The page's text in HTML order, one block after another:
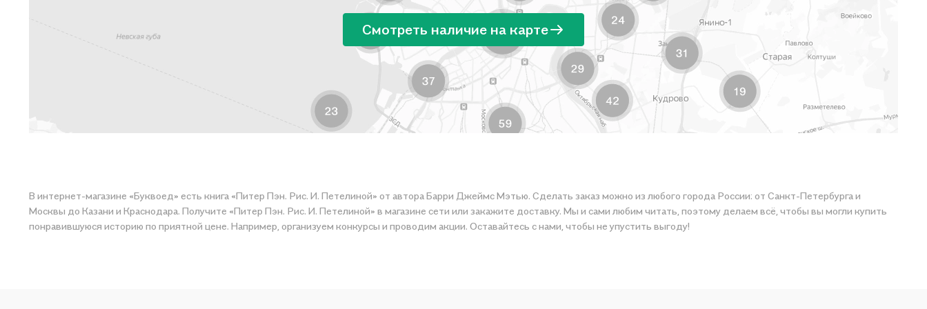
Смотреть наличие на карте
В интернет-магазине «Буквоед» есть книга «Питер Пэн. Рис. И. Петелиной» от автора Барри Джеймс Мэтью. Сделать заказ можно из любого города России: от Санкт-Петербурга и
Москвы до Казани и Краснодара. Получите «Питер Пэн. Рис. И. Петелиной» в магазине сети или закажите доставку. Мы и сами любим читать, поэтому делаем всё, чтобы вы могли купить
понравившуюся историю по приятной цене. Например, организуем конкурсы и проводим акции. Оставайтесь с нами, чтобы не упустить выгоду!